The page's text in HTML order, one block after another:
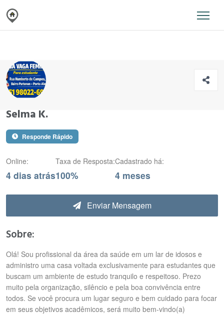
Selma K.
Responde Rápido
Online:
4 dias atrás
Taxa de Resposta:
100%
Cadastrado há:
4 meses
Enviar Mensagem
Sobre:
Olá! Sou profissional da área da saúde em um lar de idosos e
administro uma casa voltada exclusivamente para estudantes que
buscam um ambiente de estudo tranquilo e respeitoso. Prezo
muito pela organização, silêncio e pela boa convivência entre
todos. Se você procura um lugar seguro e bem cuidado para focar
em seus objetivos acadêmicos, será muito bem-vindo(a)